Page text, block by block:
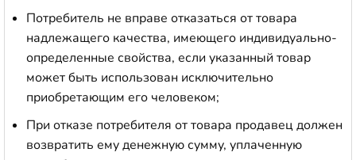
Потребитель не вправе отказаться от товара
надлежащего качества, имеющего индивидуально-
определенные свойства, если указанный товар
может быть использован исключительно
приобретающим его человеком;
При отказе потребителя от товара продавец должен
возвратить ему денежную сумму, уплаченную